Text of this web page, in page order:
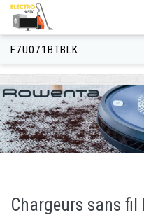
Aller au contenu principal
Formulaire de recherche
F7U071BTBLK
Chargeurs sans fil